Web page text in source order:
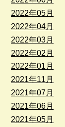
2022年05月
2022年04月
2022年03月
2022年02月
2022年01月
2021年11月
2021年07月
2021年06月
2021年05月